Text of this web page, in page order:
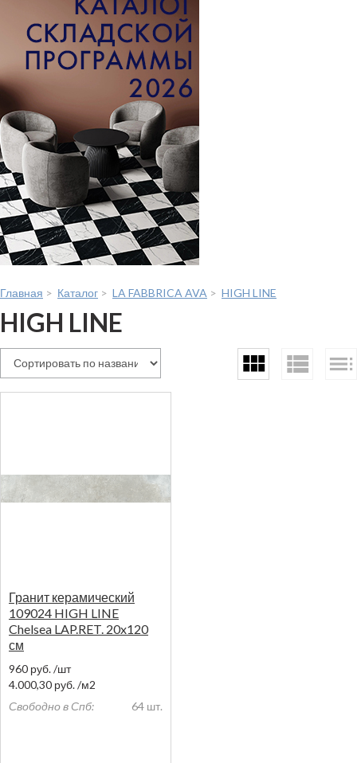
Главная > Каталог > LA FABBRICA AVA > HIGH LINE
HIGH LINE
Гранит керамический
109024 HIGH LINE
Chelsea LAP.RET. 20x120
см
960 руб./шт
4.000,30 руб./м2
Свободно в Спб:
64 шт.